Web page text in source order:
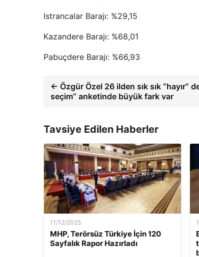
Istrancalar Barajı: %29,15
Kazandere Barajı: %68,01
Pabuçdere Barajı: %66,93
← Özgür Özel 26 ilden sık sık “hayır”
seçim” anketinde büyük fark var
Tavsiye Edilen Haberler
11/12/2025
MHP, Terörsüz Türkiye İçin 120
Sayfalık Rapor Hazırladı